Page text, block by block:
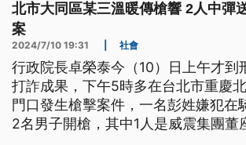
北市大同區某三溫暖傳槍響 2人中彈
案
2024/7/10 19:31 社會
行政院長卓榮泰今（10）日上午才到
打詐成果，下午5時多在台北市重慶
門口發生槍擊案件，一名彭姓嫌犯在
2名男子開槍，其中1人是威震集團董